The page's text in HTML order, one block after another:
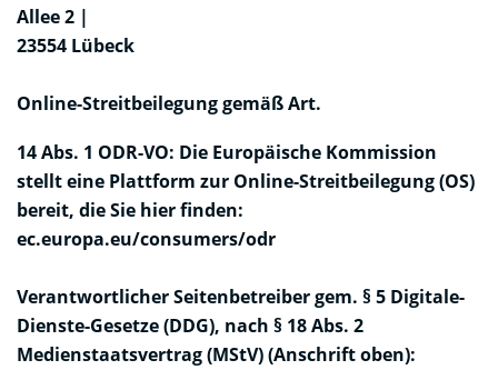
Allee 2 |
23554 Lübeck
Online-Streitbeilegung gemäß Art.
14 Abs. 1 ODR-VO: Die Europäische Kommission
stellt eine Plattform zur Online-Streitbeilegung (OS)
bereit, die Sie hier finden:
ec.europa.eu/consumers/odr
Verantwortlicher Seitenbetreiber gem. § 5 Digitale-
Dienste-Gesetze (DDG), nach § 18 Abs. 2
Medienstaatsvertrag (MStV) (Anschrift oben):